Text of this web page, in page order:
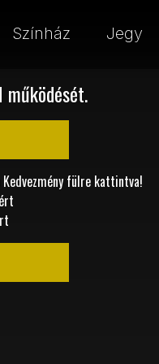
Színház Jegy
működését.
Kedvezmény fülre kattintva!